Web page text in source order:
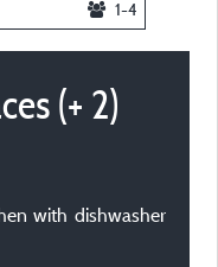
1-4
(+ 2)
with dishwasher